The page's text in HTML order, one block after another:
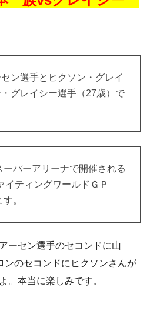
ン選手とヒクソン・グレイ
グレイシー選手（27歳）で
パーアリーナで開催される
イティングワールドＧＰ
。
ーセン選手のセコンドに山
ンのセコンドにヒクソンさんが
。本当に楽しみです。